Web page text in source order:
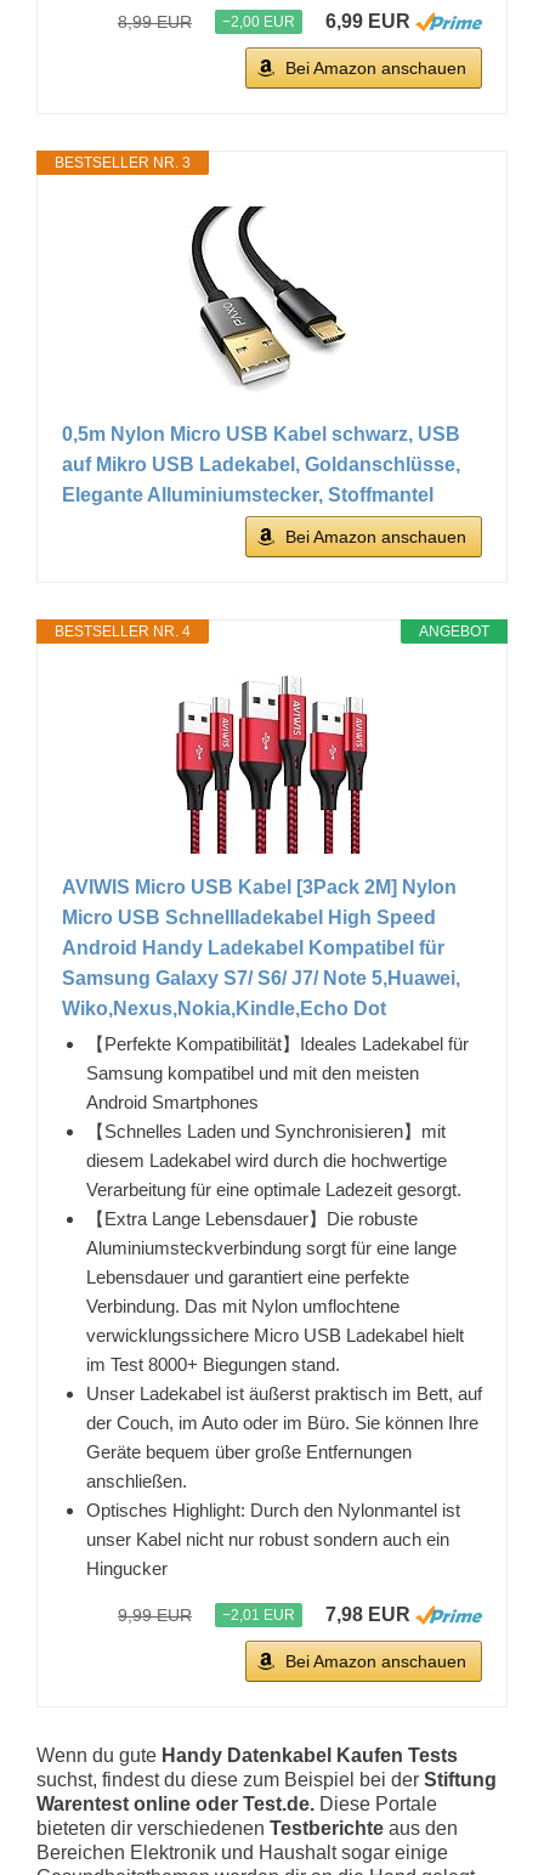
8,99 EUR −2,00 EUR 6,99 EUR
Bei Amazon anschauen
BESTSELLER NR. 3
0,5m Nylon Micro USB Kabel schwarz, USB
auf Mikro USB Ladekabel, Goldanschlüsse,
Elegante Alluminiumstecker, Stoffmantel
Bei Amazon anschauen
ANGEBOT
BESTSELLER NR. 4
AVIWIS Micro USB Kabel [3Pack 2M] Nylon
Micro USB Schnellladekabel High Speed
Android Handy Ladekabel Kompatibel für
Samsung Galaxy S7/ S6/ J7/ Note 5,Huawei,
Wiko,Nexus,Nokia,Kindle,Echo Dot
【Perfekte Kompatibilität】Ideales Ladekabel für
Samsung kompatibel und mit den meisten
Android Smartphones
【Schnelles Laden und Synchronisieren】mit
diesem Ladekabel wird durch die hochwertige
Verarbeitung für eine optimale Ladezeit gesorgt.
【Extra Lange Lebensdauer】Die robuste
Aluminiumsteckverbindung sorgt für eine lange
Lebensdauer und garantiert eine perfekte
Verbindung. Das mit Nylon umflochtene
verwicklungssichere Micro USB Ladekabel hielt
im Test 8000+ Biegungen stand.
Unser Ladekabel ist äußerst praktisch im Bett, auf
der Couch, im Auto oder im Büro. Sie können Ihre
Geräte bequem über große Entfernungen
anschließen.
Optisches Highlight: Durch den Nylonmantel ist
unser Kabel nicht nur robust sondern auch ein
Hingucker
9,99 EUR −2,01 EUR 7,98 EUR
Bei Amazon anschauen
Wenn du gute Handy Datenkabel Kaufen Tests
suchst, findest du diese zum Beispiel bei der Stiftung
Warentest online oder Test.de. Diese Portale
bieteten dir verschiedenen Testberichte aus den
Bereichen Elektronik und Haushalt sogar einige